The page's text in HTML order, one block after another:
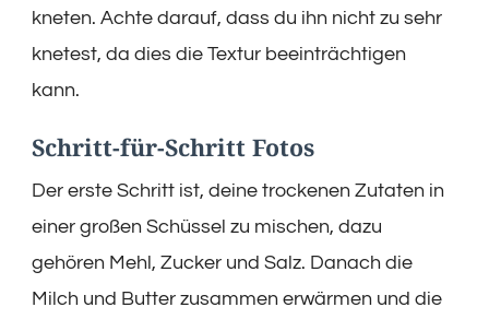
kneten. Achte darauf, dass du ihn nicht zu sehr
knetest, da dies die Textur beeinträchtigen
kann.
Schritt-für-Schritt Fotos
Der erste Schritt ist, deine trockenen Zutaten in
einer großen Schüssel zu mischen, dazu
gehören Mehl, Zucker und Salz. Danach die
Milch und Butter zusammen erwärmen und die